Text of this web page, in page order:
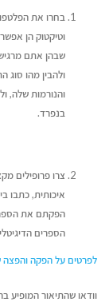
בחרו את
וטיקטוק הן
שבהן אתם
ולהבין מהו סוג
והנורמות שלה,
בנפרד.
צרו פרופילים
איכותית, כתבו
הפקתם את הספר
הספרים
לפרטים על הפקה והפצה
וודאו שהתיאור המופיע